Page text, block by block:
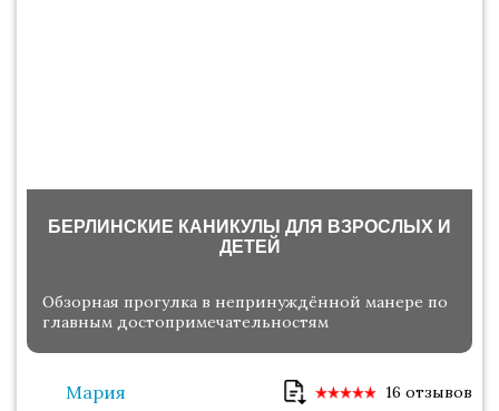
БЕРЛИНСКИЕ КАНИКУЛЫ ДЛЯ ВЗРОСЛЫХ И
ДЕТЕЙ
Обзорная прогулка в непринуждённой манере по
главным достопримечательностям
Мария 16 отзывов